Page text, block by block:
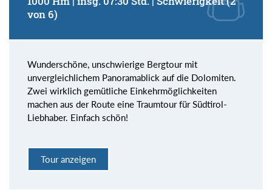
von 6)
Wunderschöne, unschwierige Bergtour mit
unvergleichlichem Panoramablick auf die Dolomiten.
Zwei wirklich gemütliche Einkehrmöglichkeiten
machen aus der Route eine Traumtour für Südtirol-
Liebhaber. Einfach schön!
Tour anzeigen